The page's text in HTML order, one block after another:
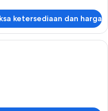
ketersediaan dan harga
katun Mesir, seprai premium,